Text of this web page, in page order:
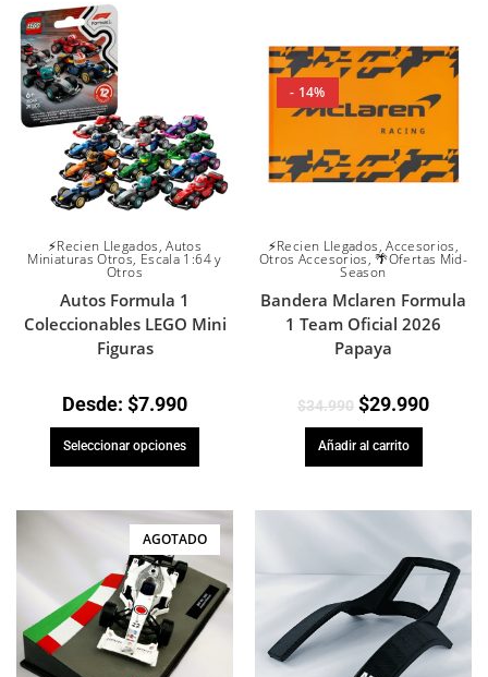
⚡Recien Llegados,Autos
Miniaturas Otros, Escala 1:64 y
Otros
Autos Formula 1
Coleccionables LEGO Mini
Figuras
Desde: $7.990
Seleccionar opciones
- 14%
⚡Recien Llegados,Accesorios,
Otros Accesorios,🌴Ofertas Mid-
Season
Bandera Mclaren Formula
1 Team Oficial 2026
Papaya
$34.990 $29.990
Añadir al carrito
AGOTADO